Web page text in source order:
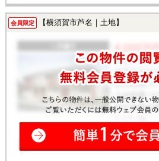
会員限定 【横須賀市芦名｜土地】